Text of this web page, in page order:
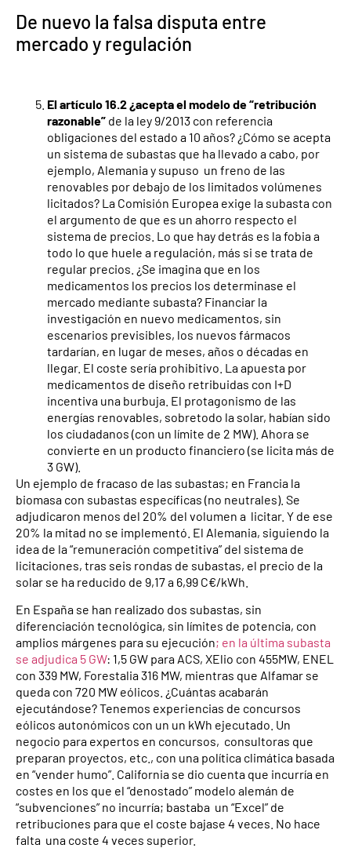
De nuevo la falsa disputa entre
mercado y regulación
El artículo 16.2 ¿acepta el modelo de “retribución
razonable” de la ley 9/2013 con referencia
obligaciones del estado a 10 años? ¿Cómo se acepta
un sistema de subastas que ha llevado a cabo, por
ejemplo, Alemania y supuso un freno de las
renovables por debajo de los limitados volúmenes
licitados? La Comisión Europea exige la subasta con
el argumento de que es un ahorro respecto el
sistema de precios. Lo que hay detrás es la fobia a
todo lo que huele a regulación, más si se trata de
regular precios. ¿Se imagina que en los
medicamentos los precios los determinase el
mercado mediante subasta? Financiar la
investigación en nuevo medicamentos, sin
escenarios previsibles, los nuevos fármacos
tardarían, en lugar de meses, años o décadas en
llegar. El coste sería prohibitivo. La apuesta por
medicamentos de diseño retribuidas con I+D
incentiva una burbuja. El protagonismo de las
energías renovables, sobretodo la solar, habían sido
los ciudadanos (con un límite de 2 MW). Ahora se
convierte en un producto financiero (se licita más de
3 GW).
Un ejemplo de fracaso de las subastas; en Francia la
biomasa con subastas específicas (no neutrales). Se
adjudicaron menos del 20% del volumen a licitar. Y de ese
20% la mitad no se implementó. El Alemania, siguiendo la
idea de la “remuneración competitiva” del sistema de
licitaciones, tras seis rondas de subastas, el precio de la
solar se ha reducido de 9,17 a 6,99 C€/kWh.
En España se han realizado dos subastas, sin
diferenciación tecnológica, sin límites de potencia, con
amplios márgenes para su ejecución; en la última subasta
se adjudica 5 GW: 1,5 GW para ACS, XElio con 455MW, ENEL
con 339 MW, Forestalia 316 MW, mientras que Alfamar se
queda con 720 MW eólicos. ¿Cuántas acabarán
ejecutándose? Tenemos experiencias de concursos
eólicos autonómicos con un un kWh ejecutado. Un
negocio para expertos en concursos, consultoras que
preparan proyectos, etc., con una política climática basada
en “vender humo”. California se dio cuenta que incurría en
costes en los que el “denostado” modelo alemán de
“subvenciones” no incurría; bastaba un “Excel” de
retribuciones para que el coste bajase 4 veces. No hace
falta una coste 4 veces superior.